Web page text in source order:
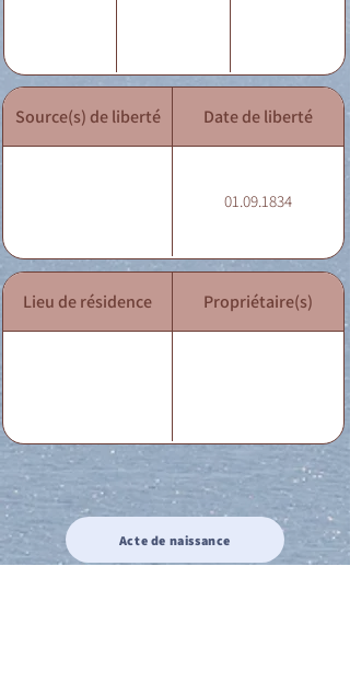
Source(s) de liberté Date de liberté
01.09.1834
Lieu de résidence Propriétaire(s)
Acte de naissance